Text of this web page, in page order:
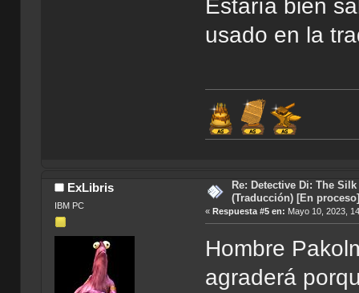
Estaría bien
usado en la
ExLibris
IBM PC
Re: Detective Di: The
(Traducción) [En proceso]
«Respuesta #5 en: Mayo 10, 2023,
Hombre
agraderá